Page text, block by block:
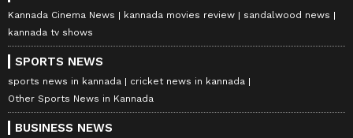
Kannada Cinema News kannada movies review
sandalwood news
kannada tv shows
SPORTS NEWS
sports news in kannada
cricket news in kannada
Other Sports News in Kannada
BUSINESS NEWS